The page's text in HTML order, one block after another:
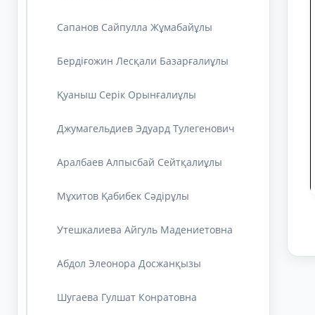
Сапанов Сайпулла Жұмабайұлы
Бердіғожин Лесқали Базарғалиұлы
Қуаныш Серік Орынғалиұлы
Джумагельдиев Эдуард Тулегенович
Аралбаев Алпысбай Сейтқалиұлы
Мұхитов Қабибек Сәдірұлы
Утешкалиева Айгуль Мадениетовна
Абдол Элеонора Досжанқызы
Шугаева Гулшат Конратовна